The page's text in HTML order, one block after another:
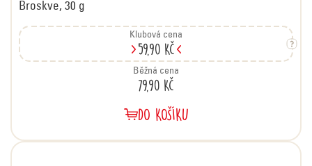
Broskve, 30 g
Klubová cena
59,90 Kč
Běžná cena
79,90 Kč
DO KOŠÍKU